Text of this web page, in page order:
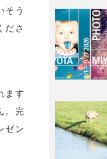
そう
ださ
ます
。完
ゼン